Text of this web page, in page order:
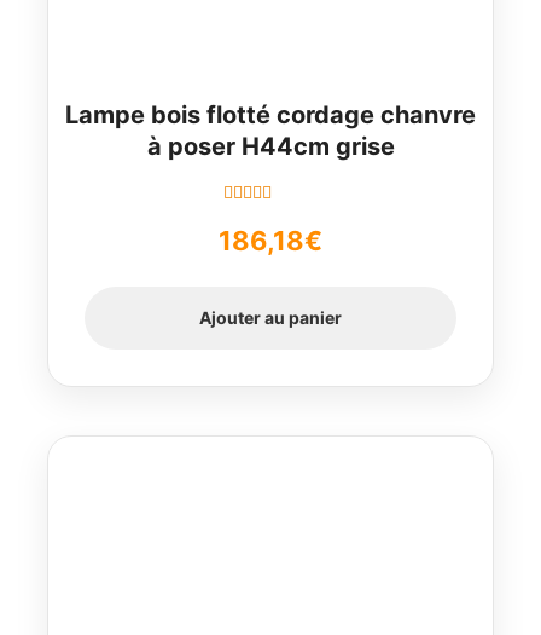
Lampe bois flotté cordage chanvre
à poser H44cm grise
5
186,18€
Ajouter au panier